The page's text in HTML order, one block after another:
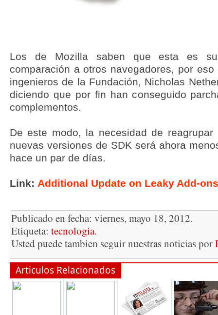
Los de Mozilla saben que esta es
comparación a otros navegadores, por
ingenieros de la Fundación, Nicholas
diciendo que por fin han conseguido
complementos.
De este modo, la necesidad de reagrupar
nuevas versiones de SDK será ahora
hace un par de días.
Link: Additional Update on Leaky Add-ons
Publicado en fecha: viernes, mayo 18, 2012.
Etiqueta: tecnologia.
Usted puede tambien seguir nuestras noticias por
Articulos Relacionados